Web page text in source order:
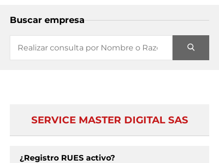
Buscar empresa
SERVICE MASTER DIGITAL SAS
¿Registro RUES activo?